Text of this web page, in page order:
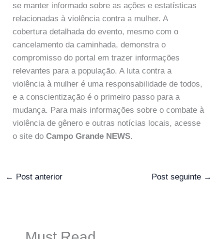
se manter informado sobre as ações e estatísticas
relacionadas à violência contra a mulher. A
cobertura detalhada do evento, mesmo com o
cancelamento da caminhada, demonstra o
compromisso do portal em trazer informações
relevantes para a população. A luta contra a
violência à mulher é uma responsabilidade de todos,
e a conscientização é o primeiro passo para a
mudança. Para mais informações sobre o combate à
violência de gênero e outras notícias locais, acesse
o site doCampo Grande NEWS.
← Post anterior Post seguinte →